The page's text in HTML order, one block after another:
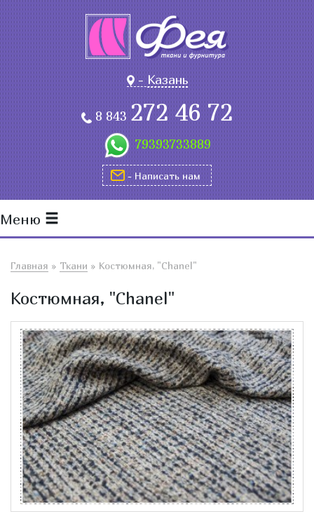
-Казань
8 843272 46 72
79393733889
- Написать нам
Меню
Главная » Ткани » Костюмная, "Chanel"
Костюмная, "Chanel"